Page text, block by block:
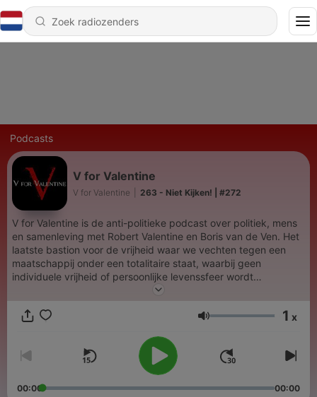
Podcasts
V for Valentine
V for Valentine 263 - Niet Kijken! | #272
V for Valentine is de anti-politieke podcast over politiek, mens
en samenleving met Robert Valentine en Boris van de Ven. Het
laatste bastion voor de vrijheid waar we vechten tegen een
maatschappij onder een totalitaire staat, waarbij geen
individuele vrijheid of persoonlijke levenssfeer wordt
toegestaan. Waar we elke aflevering het falen van het politieke
bespreken tot het komen van een vrije en menselijke
Volume 1 x
00:00 00:00